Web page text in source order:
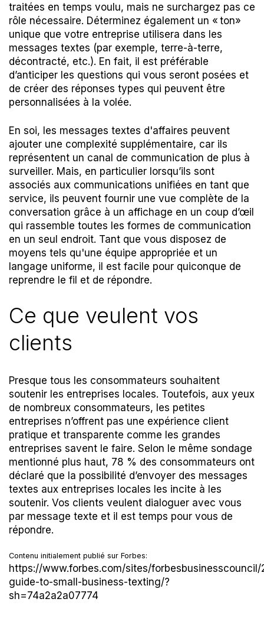
traitées en temps voulu, mais ne surchargez pas ce
rôle nécessaire. Déterminez également un « ton»
unique que votre entreprise utilisera dans les
messages textes (par exemple, terre-à-terre,
décontracté, etc.). En fait, il est préférable
d’anticiper les questions qui vous seront posées et
de créer des réponses types qui peuvent être
personnalisées à la volée.
En soi, les messages textes d'affaires peuvent
ajouter une complexité supplémentaire, car ils
représentent un canal de communication de plus à
surveiller. Mais, en particulier lorsqu’ils sont
associés aux communications unifiées en tant que
service, ils peuvent fournir une vue complète de la
conversation grâce à un affichage en un coup d’œil
qui rassemble toutes les formes de communication
en un seul endroit. Tant que vous disposez de
moyens tels qu'une équipe appropriée et un
langage uniforme, il est facile pour quiconque de
reprendre le fil et de répondre.
Ce que veulent vos
clients
Presque tous les consommateurs souhaitent
soutenir les entreprises locales. Toutefois, aux yeux
de nombreux consommateurs, les petites
entreprises n’offrent pas une expérience client
pratique et transparente comme les grandes
entreprises savent le faire. Selon le même sondage
mentionné plus haut, 78 % des consommateurs ont
déclaré que la possibilité d’envoyer des messages
textes aux entreprises locales les incite à les
soutenir. Vos clients veulent dialoguer avec vous
par message texte et il est temps pour vous de
répondre.
Contenu initialement publié sur Forbes:
https://www.forbes.com/sites/forbesbusinesscouncil/
guide-to-small-business-texting/?
sh=74a2a2a07774